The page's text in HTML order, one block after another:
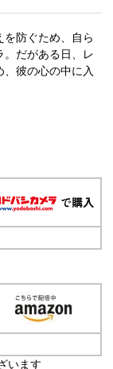
を防ぐため、自ら
。だがある日、レ
彼の心の中に入
います